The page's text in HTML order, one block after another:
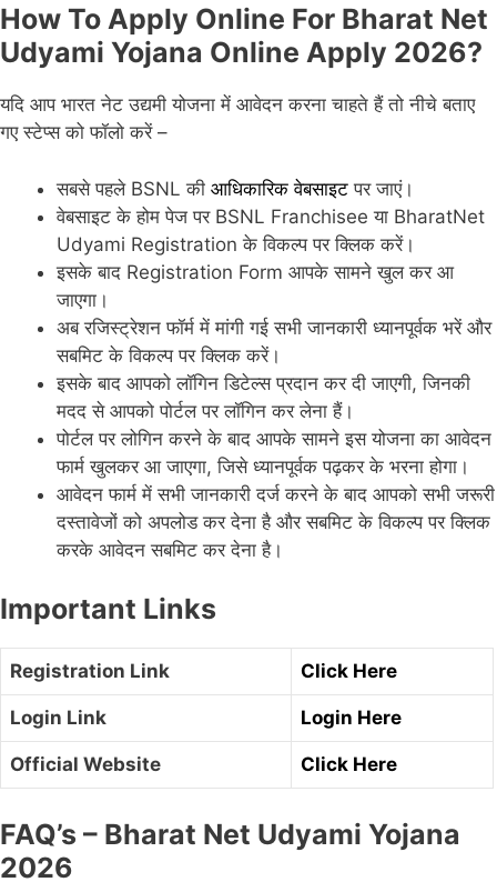
How To Apply Online For Bharat Net
Udyami Yojana Online Apply 2026?
यदि आप भारत नेट उद्यमी योजना में आवेदन करना चाहते हैं तो नीचे बताए
गए स्टेप्स को फॉलो करें –
सबसे पहले BSNL की आधिकारिक वेबसाइट पर जाएं।
वेबसाइट के होम पेज पर BSNL Franchisee या BharatNet
Udyami Registration के विकल्प पर क्लिक करें।
इसके बाद Registration Form आपके सामने खुल कर आ
जाएगा।
अब रजिस्ट्रेशन फॉर्म में मांगी गई सभी जानकारी ध्यानपूर्वक भरें और
सबमिट के विकल्प पर क्लिक करें।
इसके बाद आपको लॉगिन डिटेल्स प्रदान कर दी जाएगी, जिनकी
मदद से आपको पोर्टल पर लॉगिन कर लेना हैं।
पोर्टल पर लोगिन करने के बाद आपके सामने इस योजना का आवेदन
फार्म खुलकर आ जाएगा, जिसे ध्यानपूर्वक पढ़कर के भरना होगा।
आवेदन फार्म में सभी जानकारी दर्ज करने के बाद आपको सभी जरूरी
दस्तावेजों को अपलोड कर देना है और सबमिट के विकल्प पर क्लिक
करके आवेदन सबमिट कर देना है।
Important Links
Registration Link Click Here
Login Link Login Here
Official Website Click Here
FAQ’s – Bharat Net Udyami Yojana
2026